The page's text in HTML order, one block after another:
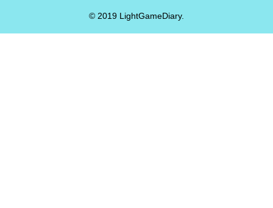
© 2019 LightGameDiary.